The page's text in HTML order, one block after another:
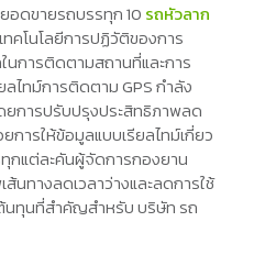
อดขายรถบรรทุก 10 รถหัวลาก
คโนโลยีการปฏิวัติของการ
นการติดตามสถานที่และการ
ไทม์การติดตาม GPS กำลัง
การปรับปรุงประสิทธิภาพลด
ารให้ข้อมูลแบบเรียลไทม์เกี่ยว
กแต่ละคันผู้จัดการกองยาน
นทางลดเวลาว่างและลดการใช้
นทุนที่สำคัญสำหรับ บริษัท รถ